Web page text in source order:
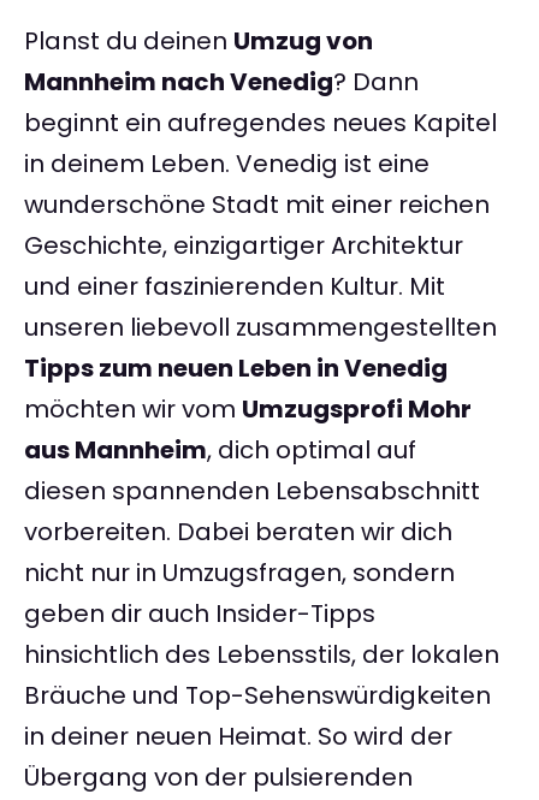
Planst du deinen Umzug von
Mannheim nach Venedig? Dann
beginnt ein aufregendes neues Kapitel
in deinem Leben. Venedig ist eine
wunderschöne Stadt mit einer reichen
Geschichte, einzigartiger Architektur
und einer faszinierenden Kultur. Mit
unseren liebevoll zusammengestellten
Tipps zum neuen Leben in Venedig
möchten wir vom Umzugsprofi Mohr
aus Mannheim, dich optimal auf
diesen spannenden Lebensabschnitt
vorbereiten. Dabei beraten wir dich
nicht nur in Umzugsfragen, sondern
geben dir auch Insider-Tipps
hinsichtlich des Lebensstils, der lokalen
Bräuche und Top-Sehenswürdigkeiten
in deiner neuen Heimat. So wird der
Übergang von der pulsierenden